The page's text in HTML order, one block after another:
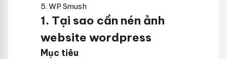
5. WP Smush
1. Tại sao cần nén ảnh
website wordpress
Mục tiêu